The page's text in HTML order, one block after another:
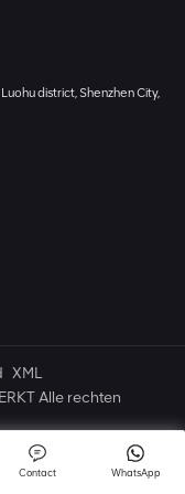
district, Shenzhen City,
XML
Alle rechten
WhatsApp
Contact